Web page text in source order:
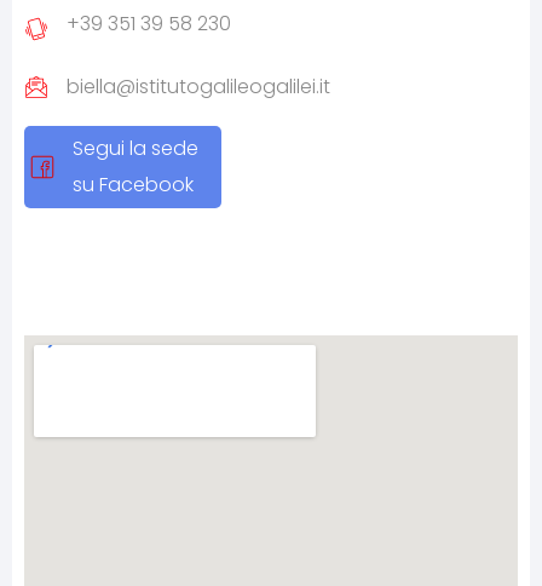
+39 351 39 58 230
biella@istitutogalileogalilei.it
Segui la sede
su Facebook